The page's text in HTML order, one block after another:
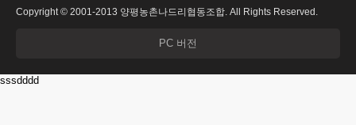
Copyright © 2001-2013 양평농촌나드리협동조합. All Rights Reserved.
PC 버전
sssdddd